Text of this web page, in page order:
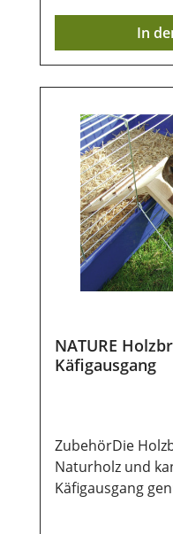
In
NATURE
Käfigausgang
ZubehörDie
Naturholz und
Käfigausgang